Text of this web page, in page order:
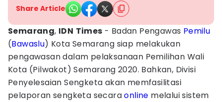
Share Article
Semarang, IDN Times - Badan Pengawas Pemilu
(Bawaslu) Kota Semarang siap melakukan
pengawasan dalam pelaksanaan Pemilihan Wali
Kota (Pilwakot) Semarang 2020. Bahkan, Divisi
Penyelesaian Sengketa akan memfasilitasi
pelaporan sengketa secaraonline melalui sistem